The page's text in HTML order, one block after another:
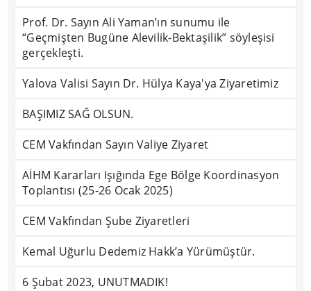
Prof. Dr. Sayın Ali Yaman’ın sunumu ile
“Geçmişten Bugüne Alevilik-Bektaşilik” söyleşisi
gerçekleşti.
Yalova Valisi Sayın Dr. Hülya Kaya'ya Ziyaretimiz
BAŞIMIZ SAĞ OLSUN.
CEM Vakfından Sayın Valiye Ziyaret
AİHM Kararları Işığında Ege Bölge Koordinasyon
Toplantısı (25-26 Ocak 2025)
CEM Vakfından Şube Ziyaretleri
Kemal Uğurlu Dedemiz Hakk’a Yürümüştür.
6 Şubat 2023, UNUTMADIK!